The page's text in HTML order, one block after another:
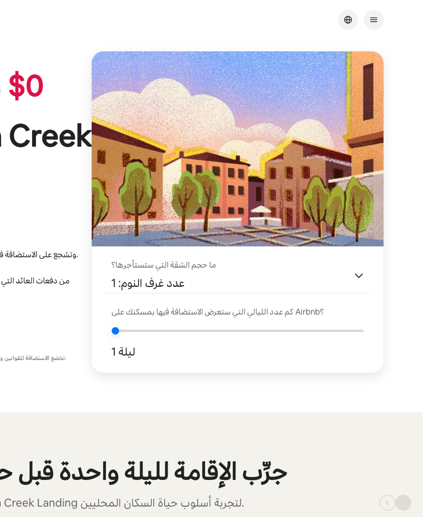
$0
Creek
وتشجع على الاستضافة في شقتك.
تخضع الاستضافة للقوانين والقيود المعمول بها التي قد تتغير بمرور الوقت. توافر الوحدة غير مضمون وقابل للتغيير.
ما حجم الشقة التي ستستأجرها؟
عدد غرف النوم: 1
كم عدد الليالي التي ستعرض الاستضافة فيها بمسكنك على Airbnb؟
1 ليلة
جرِّب الإقامة لليلة واحدة قبل
هل تفكر في الانتقال؟ احجز إقامتك في Barton Creek Landing لتجربة أسلوب حياة السكان المحليين. _